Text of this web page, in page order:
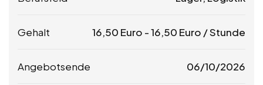
Gehalt 16,50 Euro -16,50 Euro / Stunde
Angebotsende 06/10/2026